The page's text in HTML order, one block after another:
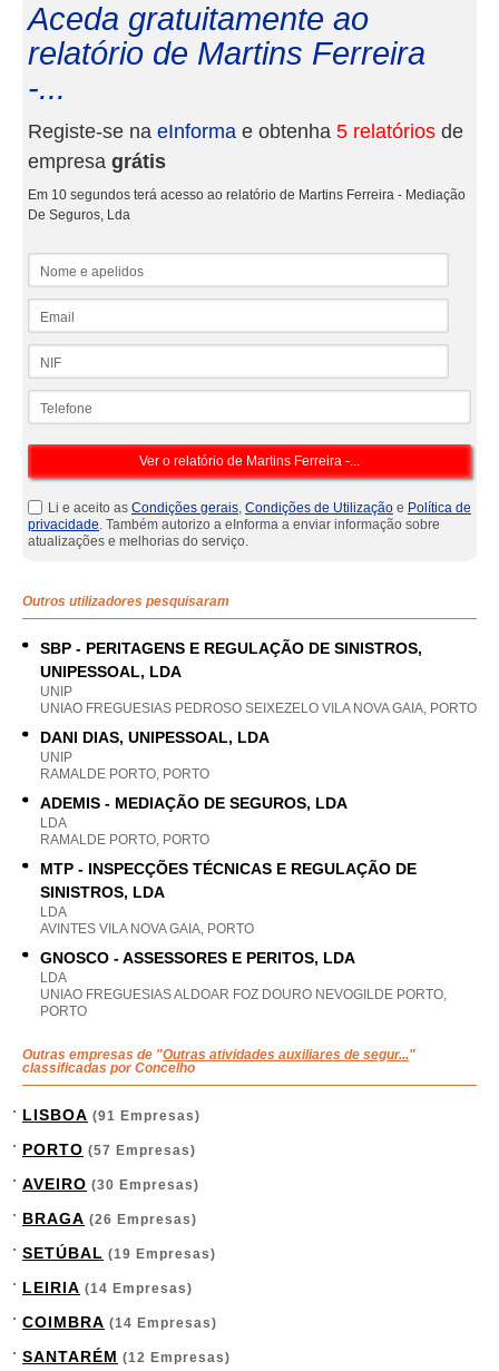
Aceda gratuitamente ao
relatório de Martins Ferreira
-...
Registe-se na eInforma e obtenha 5 relatórios de
empresa grátis
Em 10 segundos terá acesso ao relatório de Martins Ferreira - Mediação
De Seguros, Lda
Li e aceito as Condições gerais, Condições de Utilização e Política de
privacidade. Também autorizo a eInforma a enviar informação sobre
atualizações e melhorias do serviço.
Outros utilizadores pesquisaram
SBP - PERITAGENS E REGULAÇÃO DE SINISTROS,
UNIPESSOAL, LDA
UNIP
UNIAO FREGUESIAS PEDROSO SEIXEZELO VILA NOVA GAIA, PORTO
DANI DIAS, UNIPESSOAL, LDA
UNIP
RAMALDE PORTO, PORTO
ADEMIS - MEDIAÇÃO DE SEGUROS, LDA
LDA
RAMALDE PORTO, PORTO
MTP - INSPECÇÕES TÉCNICAS E REGULAÇÃO DE
SINISTROS, LDA
LDA
AVINTES VILA NOVA GAIA, PORTO
GNOSCO - ASSESSORES E PERITOS, LDA
LDA
UNIAO FREGUESIAS ALDOAR FOZ DOURO NEVOGILDE PORTO,
PORTO
Outras empresas de "Outras atividades auxiliares de segur..."
classificadas por Concelho
LISBOA (91 Empresas)
PORTO (57 Empresas)
AVEIRO (30 Empresas)
BRAGA (26 Empresas)
SETÚBAL (19 Empresas)
LEIRIA (14 Empresas)
COIMBRA (14 Empresas)
SANTARÉM (12 Empresas)